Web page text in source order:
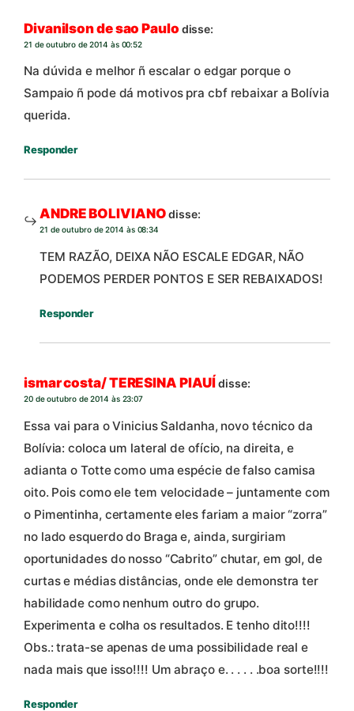
Divanilson de sao Paulo disse:
21 de outubro de 2014 às 00:52
Na dúvida e melhor ñ escalar o edgar porque o
Sampaio ñ pode dá motivos pra cbf rebaixar a Bolívia
querida.
Responder
ANDRE BOLIVIANO disse:
21 de outubro de 2014 às 08:34
TEM RAZÃO, DEIXA NÃO ESCALE EDGAR, NÃO
PODEMOS PERDER PONTOS E SER REBAIXADOS!
Responder
ismar costa/ TERESINA PIAUÍdisse:
20 de outubro de 2014 às 23:07
Essa vai para o Vinicius Saldanha, novo técnico da
Bolívia: coloca um lateral de ofício, na direita, e
adianta o Totte como uma espécie de falso camisa
oito. Pois como ele tem velocidade – juntamente com
o Pimentinha, certamente eles fariam a maior “zorra”
no lado esquerdo do Braga e, ainda, surgiriam
oportunidades do nosso “Cabrito” chutar, em gol, de
curtas e médias distâncias, onde ele demonstra ter
habilidade como nenhum outro do grupo.
Experimenta e colha os resultados. E tenho dito!!!!
Obs.: trata-se apenas de uma possibilidade real e
nada mais que isso!!!! Um abraço e. . . . . .boa sorte!!!!
Responder